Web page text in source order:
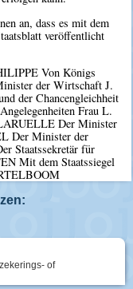
an, dass es mit dem
veröffentlicht
Von Königs
der Wirtschaft J.
der Chancengleichheit
Frau L.
Der Minister
Der Minister der
Staatssekretär für
Mit dem Staatssiegel
of